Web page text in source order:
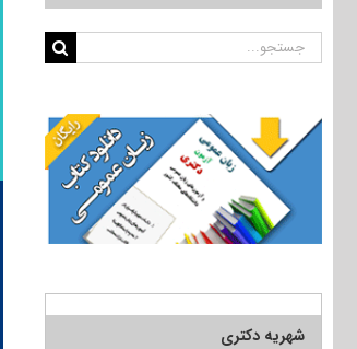
جستجو
شهریه دکتری